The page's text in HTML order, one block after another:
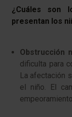
¿Cuáles son
presentan los
Obstrucción
dificulta para
La afectación
el niño. El